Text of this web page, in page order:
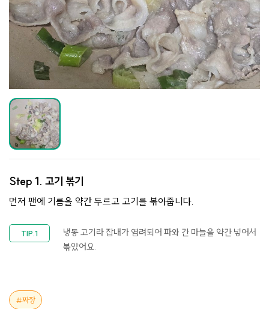
Step 1. 고기 볶기
먼저 팬에 기름을 약간 두르고 고기를 볶아줍니다.
냉동 고기라 잡내가 염려되어 파와 간 마늘을 약간 넣어서
볶았어요.
짜장